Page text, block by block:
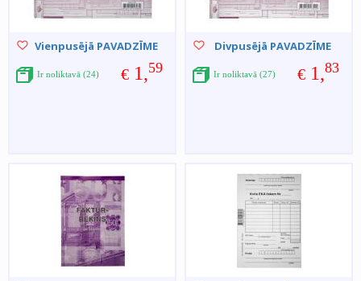
Vienpusējā PAVADZĪME
€ 1,59
Ir noliktavā (24)
Divpusējā PAVADZĪME
€ 1,83
Ir noliktavā (27)